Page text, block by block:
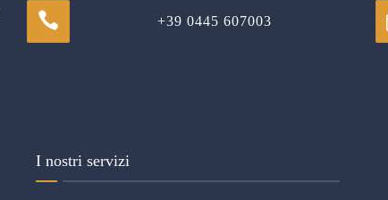
+39 0445 607003
I nostri servizi